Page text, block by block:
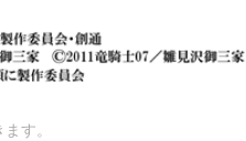
す。